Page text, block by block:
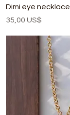
Dimi eye necklace
Precio
35,00 US$